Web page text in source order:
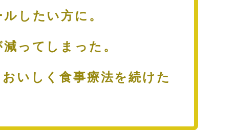
したい方に。
ってしまった。
いしく食事療法を続けた